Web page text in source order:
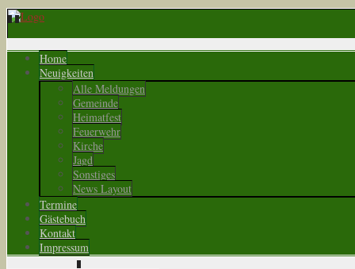
Home
Neuigkeiten
Alle Meldungen
Gemeinde
Heimatfest
Feuerwehr
Kirche
Jagd
Sonstiges
News Layout
Termine
Gästebuch
Kontakt
Impressum